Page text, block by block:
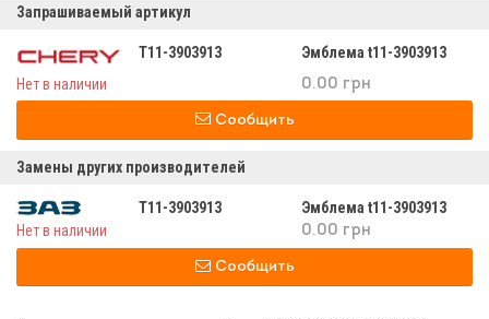
Запрашиваемый артикул
T11-3903913
Эмблема t11-3903913
Нет в наличии
0.00 грн
Сообщить
Замены других производителей
T11-3903913
Эмблема t11-3903913
Нет в наличии
0.00 грн
Сообщить